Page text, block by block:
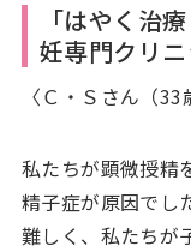
「はやく治
妊専門クリ
〈Ｃ・Ｓさん（
私たちが顕微授精
精子症が原因でし
難しく、私たちが